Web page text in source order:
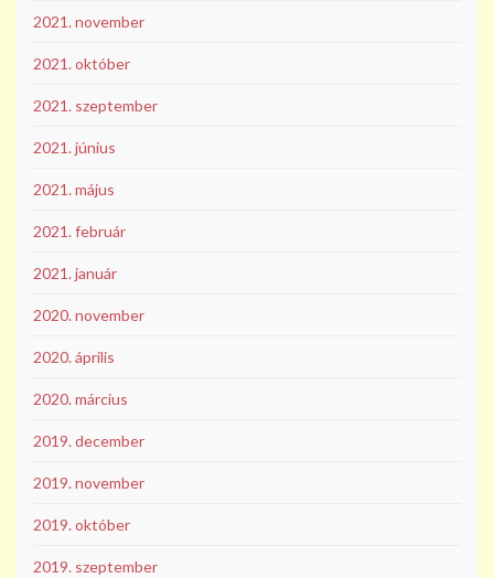
2021. november
2021. október
2021. szeptember
2021. június
2021. május
2021. február
2021. január
2020. november
2020. április
2020. március
2019. december
2019. november
2019. október
2019. szeptember